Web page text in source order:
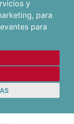
y
, para
para